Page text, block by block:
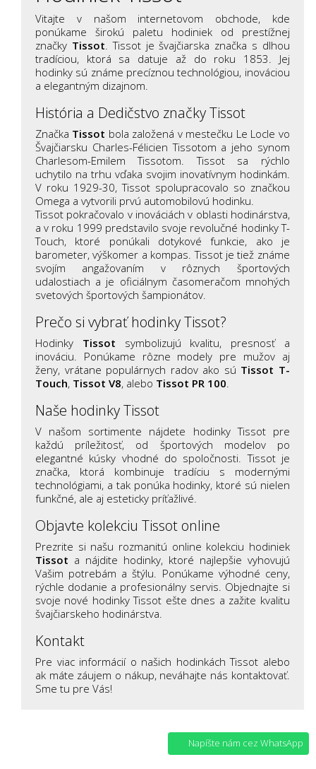
Napíšte nám cez WhatsApp
Vitajte v našom internetovom obchode, kde
ponúkame širokú paletu hodiniek od prestížnej
značky Tissot. Tissot je švajčiarska značka s dlhou
tradíciou, ktorá sa datuje až do roku 1853. Jej
hodinky sú známe precíznou technológiou, inováciou
a elegantným dizajnom.
História a Dedičstvo značky Tissot
Značka Tissot bola založená v mestečku Le Locle vo
Švajčiarsku Charles-Félicien Tissotom a jeho synom
Charlesom-Emilem Tissotom. Tissot sa rýchlo
uchytilo na trhu vďaka svojim inovatívnym hodinkám.
V roku 1929-30, Tissot spolupracovalo so značkou
Omega a vytvorili prvú automobilovú hodinku.
Tissot pokračovalo v inováciách v oblasti hodinárstva,
a v roku 1999 predstavilo svoje revolučné hodinky T-
Touch, ktoré ponúkali dotykové funkcie, ako je
barometer, výškomer a kompas. Tissot je tiež známe
svojím angažovaním v rôznych športových
udalostiach a je oficiálnym časomeračom mnohých
svetových športových šampionátov.
Prečo si vybrať hodinky Tissot?
Hodinky Tissot symbolizujú kvalitu, presnosť a
inováciu. Ponúkame rôzne modely pre mužov aj
ženy, vrátane populárnych radov ako sú Tissot T-
Touch, Tissot V8, alebo Tissot PR 100.
Naše hodinky Tissot
V našom sortimente nájdete hodinky Tissot pre
každú príležitosť, od športových modelov po
elegantné kúsky vhodné do spoločnosti. Tissot je
značka, ktorá kombinuje tradíciu s modernými
technológiami, a tak ponúka hodinky, ktoré sú nielen
funkčné, ale aj esteticky príťažlivé.
Objavte kolekciu Tissot online
Prezrite si našu rozmanitú online kolekciu hodiniek
Tissot a nájdite hodinky, ktoré najlepšie vyhovujú
Vašim potrebám a štýlu. Ponúkame výhodné ceny,
rýchle dodanie a profesionálny servis. Objednajte si
svoje nové hodinky Tissot ešte dnes a zažite kvalitu
švajčiarskeho hodinárstva.
Kontakt
Pre viac informácií o našich hodinkách Tissot alebo
ak máte záujem o nákup, neváhajte nás kontaktovať.
Sme tu pre Vás!